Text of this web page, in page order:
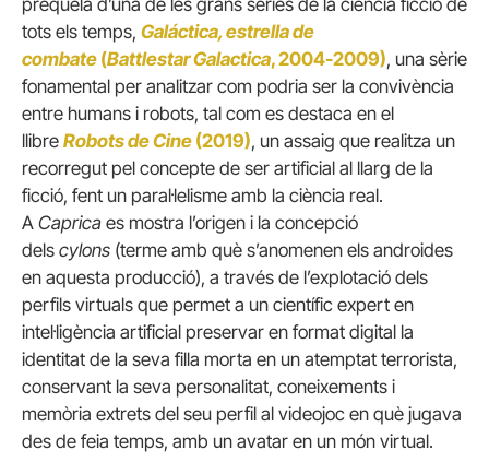
tots els temps, Galáctica, estrella de
combate (Battlestar Galactica, 2004-2009), una sèrie
fonamental per analitzar com podria ser la convivència
entre humans i robots, tal com es destaca en el
llibre Robots de Cine (2019), un assaig que realitza un
recorregut pel concepte de ser artificial al llarg de la
ficció, fent un paral·lelisme amb la ciència real.
A Caprica es mostra l’origen i la concepció
dels cylons (terme amb què s’anomenen els androides
en aquesta producció), a través de l’explotació dels
perfils virtuals que permet a un científic expert en
intel·ligència artificial preservar en format digital la
identitat de la seva filla morta en un atemptat terrorista,
conservant la seva personalitat, coneixements i
memòria extrets del seu perfil al videojoc en què jugava
des de feia temps, amb un avatar en un món virtual.